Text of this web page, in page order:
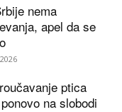
nema
apel da se
ptica
na slobodi